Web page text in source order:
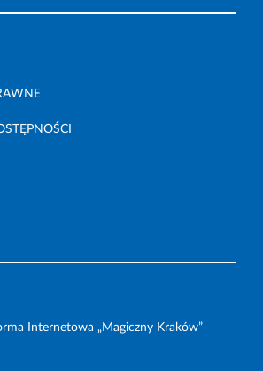
Internetowa „Magiczny Kraków”